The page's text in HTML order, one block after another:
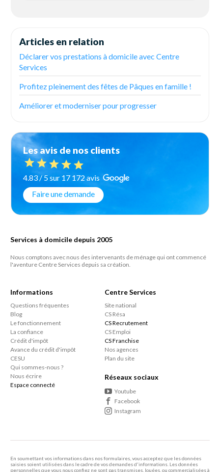
Articles en relation
Déclarer vos prestations à domicile avec Centre
Services
Profitez pleinement des fêtes de Pâques en famille !
Améliorer et moderniser pour progresser
Les avis de nos clients
4.83 / 5 sur 17 172 avis
Faire une demande
Services à domicile depuis 2005
Nous comptons avec nous des intervenants de ménage qui ont commencé
l'aventure Centre Services depuis sa création.
Informations
Questions fréquentes
Blog
Le fonctionnement
La confiance
Crédit d'impôt
Avance du crédit d'impôt
CESU
Qui sommes-nous ?
Nous écrire
Espace connecté
Centre Services
Site national
CS Résa
CS Recrutement
CS Emploi
CS Franchise
Nos agences
Plan du site
Réseaux sociaux
Youtube
Facebook
Instagram
En soumettant vos informations dans nos formulaires, vous acceptez que les données
saisies soient utilisées dans le cadre de vos demandes d'informations. Les données
personnelles que vous nous confiez ne sont pas transmises, louées, ou commercialisées à